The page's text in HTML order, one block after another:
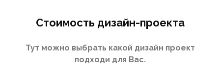
Стоимость дизайн-проекта
Тут можно выбрать какой дизайн проект
подходи для Вас.